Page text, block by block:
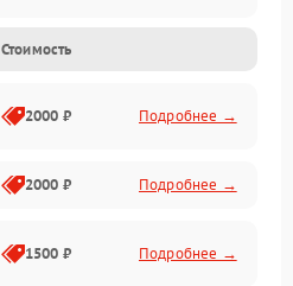
Стоимость
2000 ₽ Подробнее →
2000 ₽ Подробнее →
1500 ₽ Подробнее →